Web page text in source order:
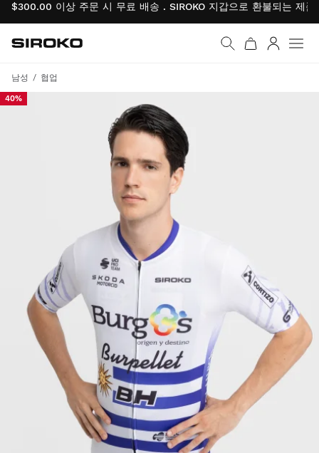
$300.00 이상 주문 시 무료 배송 . SIROKO 지갑으로 환불되는 제
홈페이지로 이동
Siroko.com
남성 협업
40%